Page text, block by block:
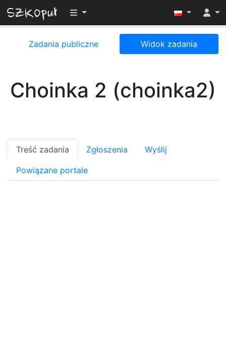
Przełącz widoczność menu
Zadania publiczne Widok zadania
Choinka 2 (choinka2)
Treść zadania Zgłoszenia Wyślij
Powiązane portale